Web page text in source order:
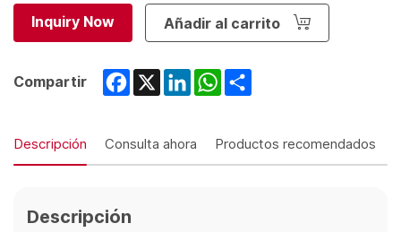
Inquiry Now Añadir al carrito
Compartir Facebook
X LinkedInWhatsApp
Descripción Consulta ahora Productos recomendados
Descripción